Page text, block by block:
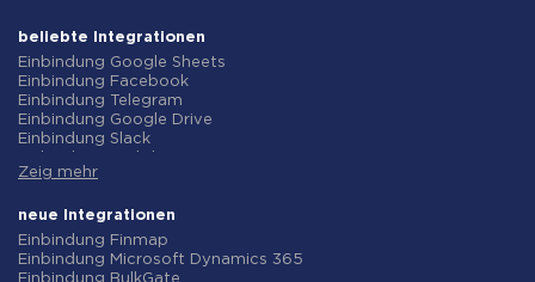
beliebte Integrationen
Einbindung Google Sheets
Einbindung Facebook
Einbindung Telegram
Einbindung Google Drive
Einbindung Slack
Einbindung Gmail
Einbindung ClickUp
Einbindung Airtable
Einbindung Google Contacts
Einbindung OpenAI (ChatGPT)
Zeig mehr
neue Integrationen
Einbindung Finmap
Einbindung Microsoft Dynamics 365
Einbindung BulkGate